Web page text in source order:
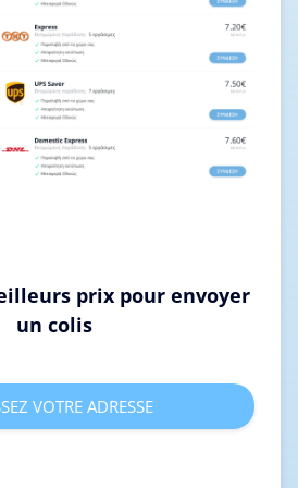
prix pour envoyer
un colis
VOTRE ADRESSE